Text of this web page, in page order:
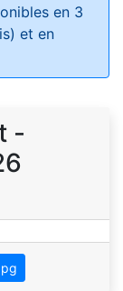
en 3
et en
-